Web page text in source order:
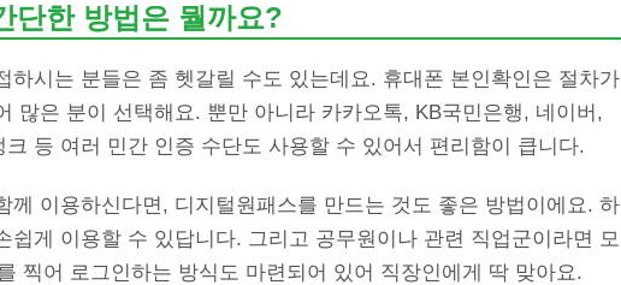
단한 방법은 뭘까요?
하시는 분들은 좀 헷갈릴 수도 있는데요. 휴대폰 본인확인은 절차가
많은 분이 선택해요. 뿐만 아니라 카카오톡, KB국민은행, 네이버,
등 여러 민간 인증 수단도 사용할 수 있어서 편리함이 큽니다.
께 이용하신다면, 디지털원패스를 만드는 것도 좋은 방법이에요. 하
쉽게 이용할 수 있답니다. 그리고 공무원이나 관련 직업군이라면 모
찍어 로그인하는 방식도 마련되어 있어 직장인에게 딱 맞아요.